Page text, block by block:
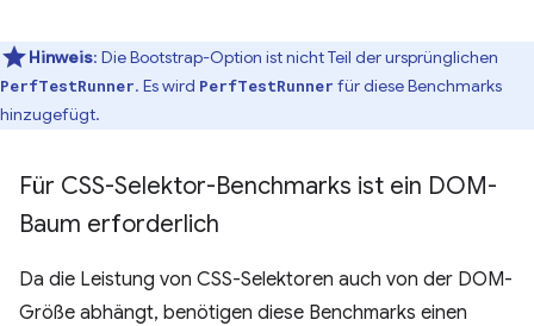
Hinweis: Die Bootstrap-Option ist nicht Teil der ursprünglichen
PerfTestRunner. Es wird PerfTestRunner für diese Benchmarks
hinzugefügt.
Für CSS-Selektor-Benchmarks ist ein DOM-
Baum erforderlich
Da die Leistung von CSS-Selektoren auch von der DOM-
Größe abhängt, benötigen diese Benchmarks einen